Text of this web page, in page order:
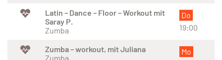
Latin – Dance – Floor – Workout mit
Saray P.
Zumba
Do
19:00
Zumba – workout, mit Juliana
Zumba
Mo